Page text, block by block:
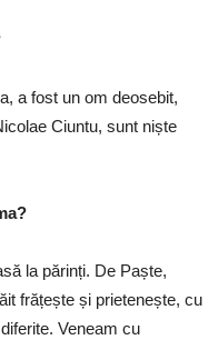
a fost un om deosebit,
Ciuntu, sunt niște
la părinți. De Paște,
frățește și prietenește, cu
Veneam cu